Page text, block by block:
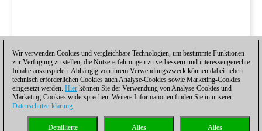
Wir verwenden Cookies und vergleichbare Technologien, um bestimmte Funktionen
zur Verfügung zu stellen, die Nutzererfahrungen zu verbessern und interessengerechte
Inhalte auszuspielen. Abhängig von ihrem Verwendungszweck können dabei neben
technisch erforderlichen Cookies auch Analyse-Cookies sowie Marketing-Cookies
eingesetzt werden. Hier können Sie der Verwendung von Analyse-Cookies und
Marketing-Cookies widersprechen. Weitere Informationen finden Sie in unserer
Datenschutzerklärung.
Alles
Alles
Detaillierte